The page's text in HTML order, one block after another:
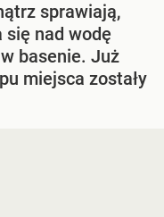
sprawiają,
nad wodę
basenie. Już
miejsca zostały